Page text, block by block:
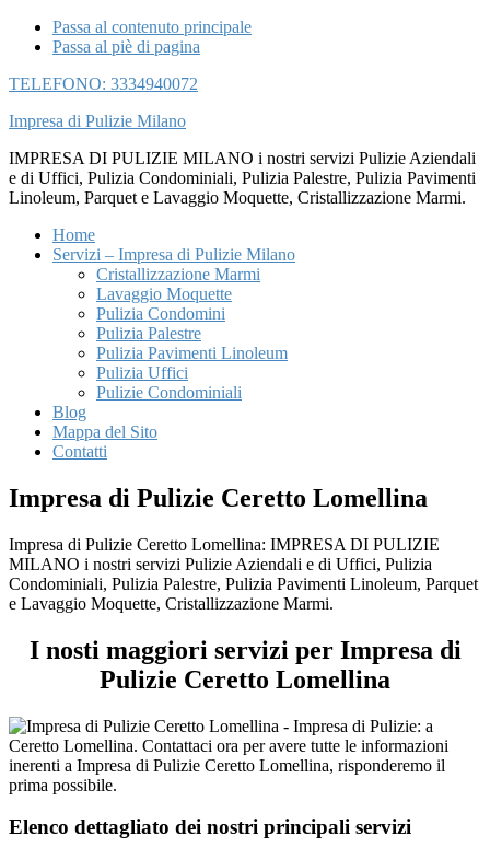
Passa al contenuto principale
Passa al piè di pagina
TELEFONO: 3334940072
Impresa di Pulizie Milano
IMPRESA DI PULIZIE MILANO i nostri servizi Pulizie Aziendali
e di Uffici, Pulizia Condominiali, Pulizia Palestre, Pulizia Pavimenti
Linoleum, Parquet e Lavaggio Moquette, Cristallizzazione Marmi.
Home
Servizi – Impresa di Pulizie Milano
Cristallizzazione Marmi
Lavaggio Moquette
Pulizia Condomini
Pulizia Palestre
Pulizia Pavimenti Linoleum
Pulizia Uffici
Pulizie Condominiali
Blog
Mappa del Sito
Contatti
Impresa di Pulizie Ceretto Lomellina
Impresa di Pulizie Ceretto Lomellina: IMPRESA DI PULIZIE
MILANO i nostri servizi Pulizie Aziendali e di Uffici, Pulizia
Condominiali, Pulizia Palestre, Pulizia Pavimenti Linoleum, Parquet
e Lavaggio Moquette, Cristallizzazione Marmi.
I nosti maggiori servizi per Impresa di
Pulizie Ceretto Lomellina
Elenco dettagliato dei nostri principali servizi